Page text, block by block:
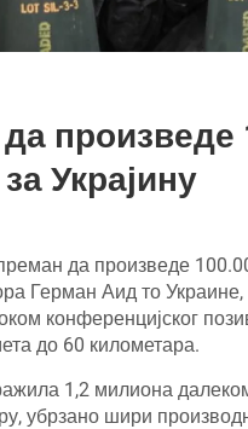
произведе
Украјину
да произведе
Герман Аид то Украине,
конференцијског
до 60 километара.
1,2 милиона
убрзано шири